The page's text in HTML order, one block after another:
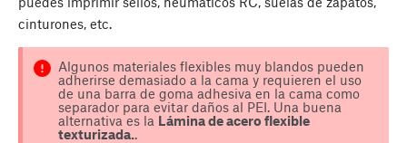
cinturones, etc.
Algunos materiales flexibles muy blandos pueden
adherirse demasiado a la cama y requieren el uso
de una barra de goma adhesiva en la cama como
separador para evitar daños al PEI. Una buena
alternativa es la Lámina de acero flexible
texturizada..